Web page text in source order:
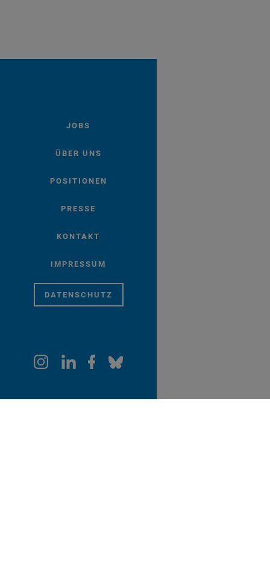
JOBS
ÜBER UNS
POSITIONEN
PRESSE
KONTAKT
IMPRESSUM
DATENSCHUTZ